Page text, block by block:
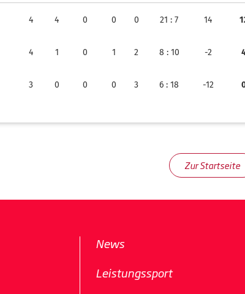
4 4 0 0 0 21 : 7 14
4 1 0 1 2 8 : 10 -2
3 0 0 0 3 6 : 18 -12
Zur Startseite
News
Leistungssport